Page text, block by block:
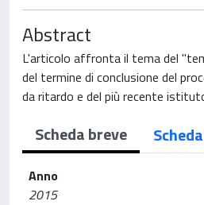
Abstract
L'articolo affronta il tema del
del termine di conclusione del
da ritardo e del più recente
Scheda breve
Anno
2015